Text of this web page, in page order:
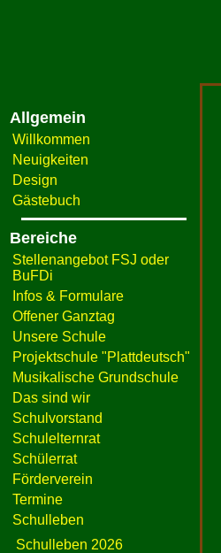
Allgemein
Willkommen
Neuigkeiten
Design
Gästebuch
Bereiche
Stellenangebot FSJ oder
BuFDi
Infos & Formulare
Offener Ganztag
Unsere Schule
Projektschule "Plattdeutsch"
Musikalische Grundschule
Das sind wir
Schulvorstand
Schulelternrat
Schülerrat
Förderverein
Termine
Schulleben
Schulleben 2026